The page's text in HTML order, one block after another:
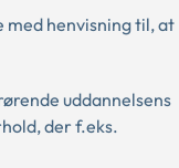
med henvisning til, at
uddannelsens
der f.eks.